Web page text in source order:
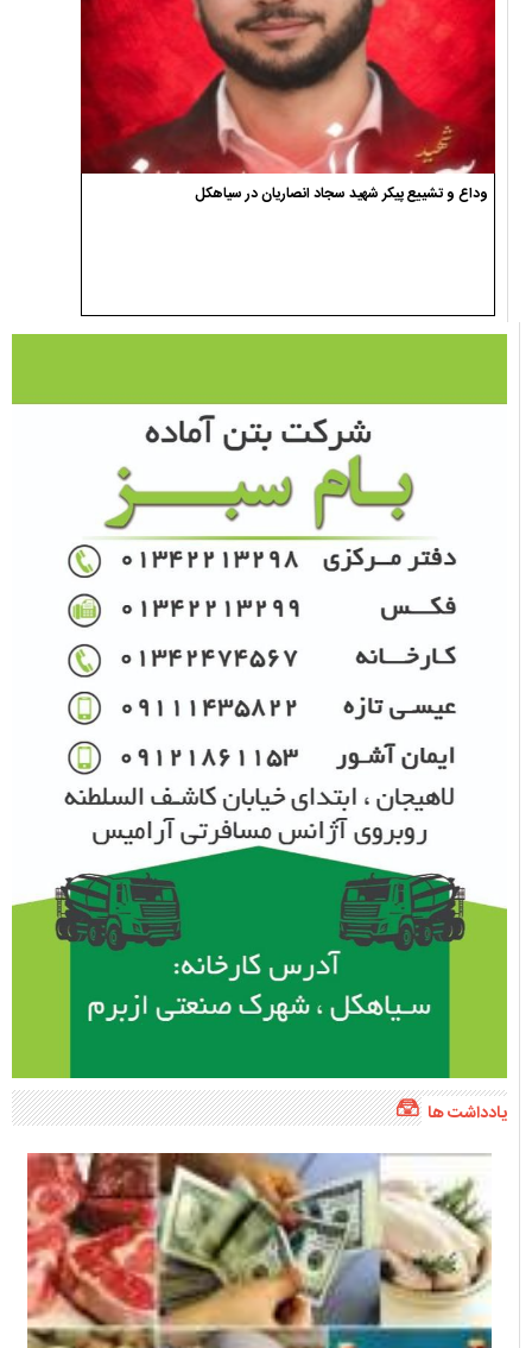
وداع و تشییع پیکر شهید سجاد انصاریان در سیاهکل
یادداشت ها